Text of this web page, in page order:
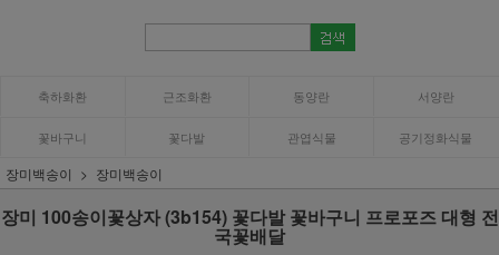
축하화환 근조화환 동양란 서양란
꽃바구니 꽃다발 관엽식물 공기정화식물
장미백송이 장미백송이
장미 100송이꽃상자 (3b154) 꽃다발 꽃바구니 프로포즈 대형 전
국꽃배달